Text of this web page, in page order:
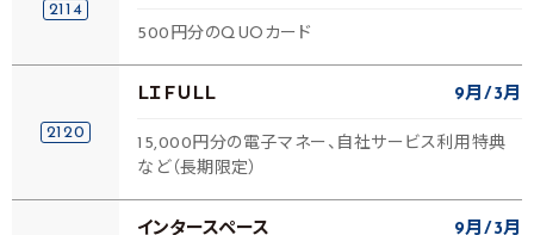
2114
500円分のQUOカード
2120
ＬＩＦＵＬＬ 9月 3月
15,000円分の電子マネー、自社サービス利用特典
など（長期限定）
インタースペース 9月 3月